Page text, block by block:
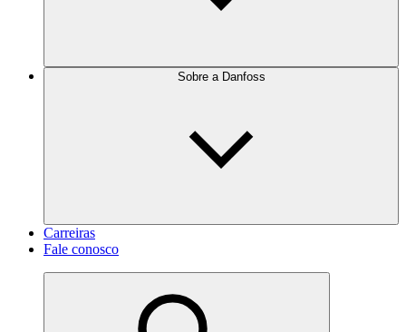
Sobre a Danfoss
Carreiras
Fale conosco